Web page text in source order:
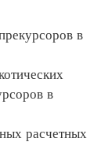
в
в
расчетных